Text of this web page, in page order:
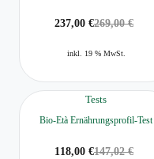
269,00€
237,00 €
inkl. 19 % MwSt.
Tests
Bio-Età Ernährungsprofil-Test
147,02€
118,00 €